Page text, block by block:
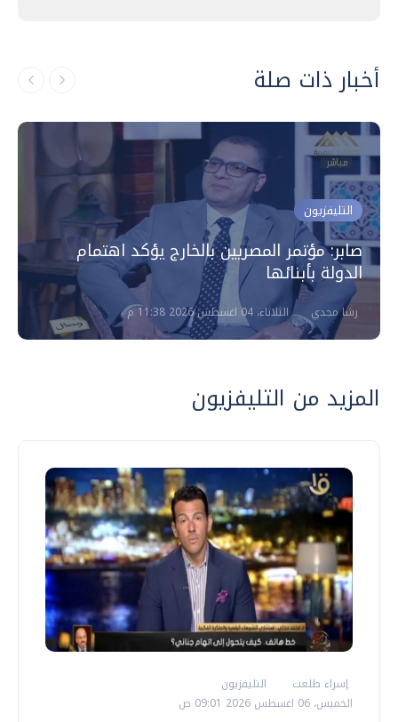
أخبار ذات صلة
التليفزيون
صابر: مؤتمر المصريين بالخارج يؤكد اهتمام
الدولة بأبنائها
رشا مجدي الثلاثاء، 04 اغسطس 2026 11:38 م
المزيد من التليفزيون
إسراء طلعت
التليفزيون
الخميس، 06 اغسطس 2026 09:01 ص